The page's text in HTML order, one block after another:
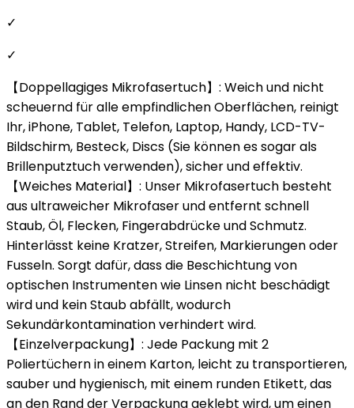
✓
✓
【Doppellagiges Mikrofasertuch】: Weich und nicht
scheuernd für alle empfindlichen Oberflächen, reinigt
Ihr, iPhone, Tablet, Telefon, Laptop, Handy, LCD-TV-
Bildschirm, Besteck, Discs (Sie können es sogar als
Brillenputztuch verwenden), sicher und effektiv.
【Weiches Material】: Unser Mikrofasertuch besteht
aus ultraweicher Mikrofaser und entfernt schnell
Staub, Öl, Flecken, Fingerabdrücke und Schmutz.
Hinterlässt keine Kratzer, Streifen, Markierungen oder
Fusseln. Sorgt dafür, dass die Beschichtung von
optischen Instrumenten wie Linsen nicht beschädigt
wird und kein Staub abfällt, wodurch
Sekundärkontamination verhindert wird.
【Einzelverpackung】: Jede Packung mit 2
Poliertüchern in einem Karton, leicht zu transportieren,
sauber und hygienisch, mit einem runden Etikett, das
an den Rand der Verpackung geklebt wird, um einen